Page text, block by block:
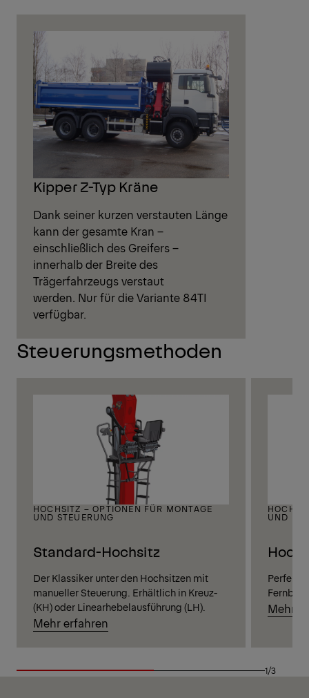
Kipper Z-Typ Kräne
Dank seiner kurzen verstauten Länge
kann der gesamte Kran –
einschließlich des Greifers –
innerhalb der Breite des
Trägerfahrzeugs verstaut
werden. Nur für die Variante 84TI
verfügbar.
Steuerungsmethoden
HOCHSITZ – OPTIONEN FÜR MONTAGE
UND STEUERUNG
Standard-Hochsitz
Der Klassiker unter den Hochsitzen mit
manueller Steuerung. Erhältlich in Kreuz-
(KH) oder Linearhebelausführung (LH).
Mehr erfahren
UND
Mehr
1/3